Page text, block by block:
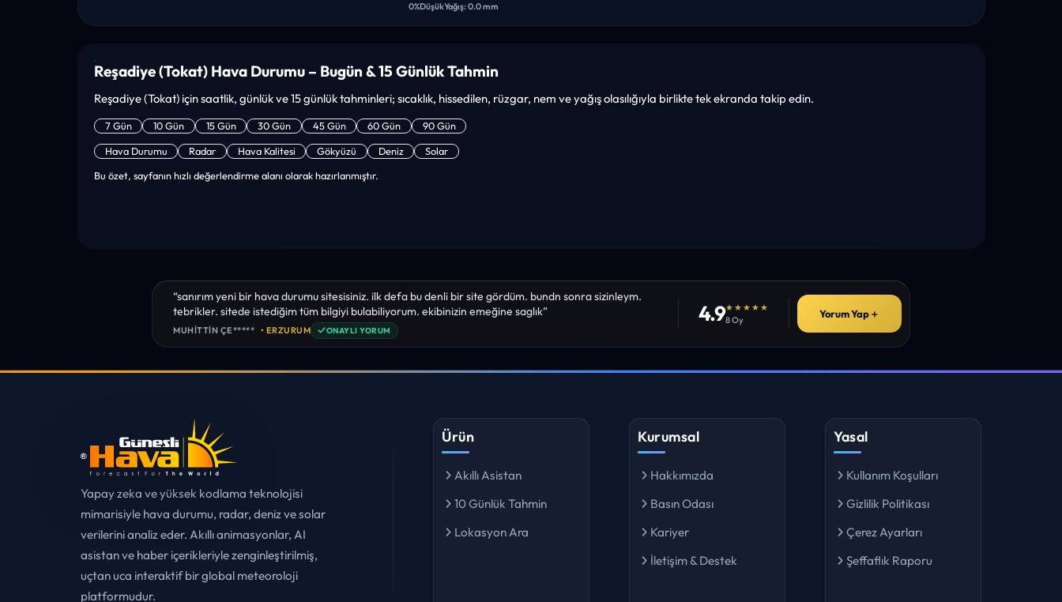
0%DüşükYağış: 0.0 mm
Reşadiye (Tokat) Hava Durumu – Bugün & 15 Günlük Tahmin
Reşadiye (Tokat) için saatlik, günlük ve 15 günlük tahminleri; sıcaklık, hissedilen, rüzgar, nem ve yağış olasılığıyla birlikte tek ekranda takip edin.
7 Gün 10 Gün 15 Gün 30 Gün 45 Gün 60 Gün
90 Gün
Hava Durumu
Radar Hava Kalitesi Gökyüzü Deniz
Solar
Bu özet, sayfanın hızlı değerlendirme alanı olarak hazırlanmıştır.
“sanırım yeni bir hava durumu sitesisiniz. ilk defa bu denli bir site gördüm. bundn sonra sizinleym.
tebrikler. sitede istediğim tüm bilgiyi bulabiliyorum. ekibinizin emeğine saglık”
MUHITTIN ÇE***** • ERZURUM ✓ONAYLI YORUM
4.9★★★★★
8 Oy
Yorum Yap＋
Yapay zeka ve yüksek kodlama teknolojisi
mimarisiyle hava durumu, radar, deniz ve solar
verilerini analiz eder. Akıllı animasyonlar, AI
asistan ve haber içerikleriyle zenginleştirilmiş,
uçtan uca interaktif bir global meteoroloji
platformudur.
Ürün
Akıllı Asistan
10 Günlük Tahmin
Lokasyon Ara
Kurumsal
Hakkımızda
Basın Odası
Kariyer
İletişim & Destek
Yasal
Kullanım Koşulları
Gizlilik Politikası
Çerez Ayarları
Şeffaflık Raporu